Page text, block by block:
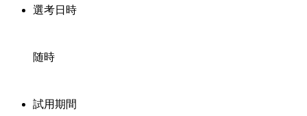
選考日時
随時
試用期間